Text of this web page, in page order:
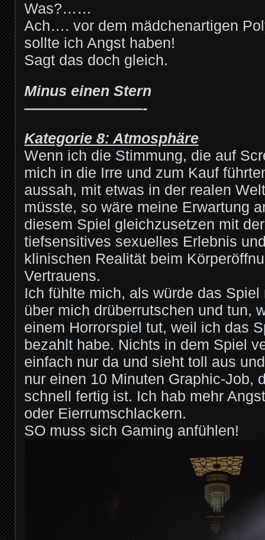
Was?……
Ach…. vor dem mädchenartigen
sollte ich Angst haben!
Sagt das doch gleich.
Minus einen Stern
————————-
Kategorie 8: Atmosphäre
Wenn ich die Stimmung, die auf
mich in die Irre und zum Kauf
aussah, mit etwas in der realen
müsste, so wäre meine Erwartung
diesem Spiel gleichzusetzen mit
tiefsensitives sexuelles Erlebnis
klinischen Realität beim
Vertrauens.
Ich fühlte mich, als würde das
über mich drüberrutschen und tun,
einem Horrorspiel tut, weil ich das
bezahlt habe. Nichts in dem Spiel
einfach nur da und sieht toll aus
nur einen 10 Minuten Graphic-Job,
schnell fertig ist. Ich hab mehr
oder Eierrumschlackern.
SO muss sich Gaming anfühlen!